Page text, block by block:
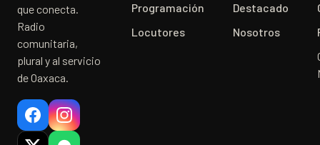
que conecta.
Radio
comunitaria,
plural y al servicio
de Oaxaca.
Programación
Locutores
Destacado
Nosotros